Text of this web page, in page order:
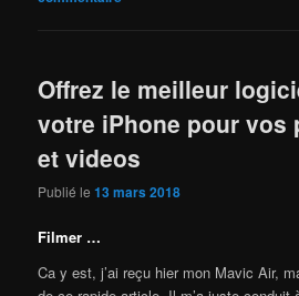
Offrez le meilleur
votre iPhone pour vos
et videos
Publié le13 mars 2018
Filmer …
Ca y est, j’ai reçu hier mon Mavic Air,